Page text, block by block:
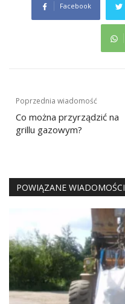
Facebook
Nawigacja
wpisu
Poprzednia wiadomość
Co można przyrządzić na
grillu gazowym?
POWIĄZANE WIADOMOŚCI